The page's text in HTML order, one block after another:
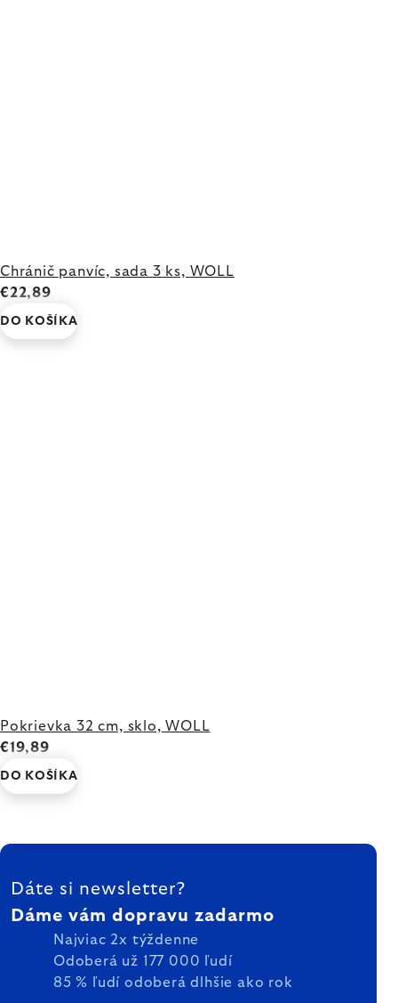
Chránič panvíc, sada 3 ks, WOLL
€22,89
DO KOŠÍKA
Pokrievka 32 cm, sklo, WOLL
€19,89
DO KOŠÍKA
ZÁPÄTIE
Dáte si newsletter?
Dáme vám dopravu zadarmo
Najviac 2x týždenne
Odoberá už 177 000 ľudí
85 % ľudí odoberá dlhšie ako rok